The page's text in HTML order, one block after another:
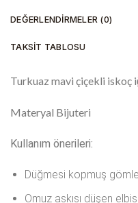
DEĞERLENDIRMELER (0)
TAKSIT TABLOSU
Turkuaz mavi çiçekli iskoç
Materyal Bijuteri
Kullanım önerileri:
Düğmesi kopmuş
Omuz askısı düşen